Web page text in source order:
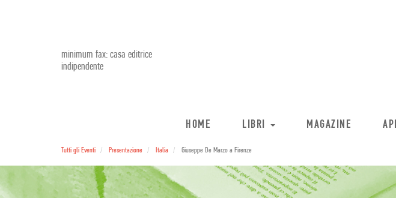
minimum fax: casa editrice
indipendente
HOME LIBRI MAGAZINE
Tutti gli Eventi Presentazione Italia Giuseppe De Marzo a Firenze